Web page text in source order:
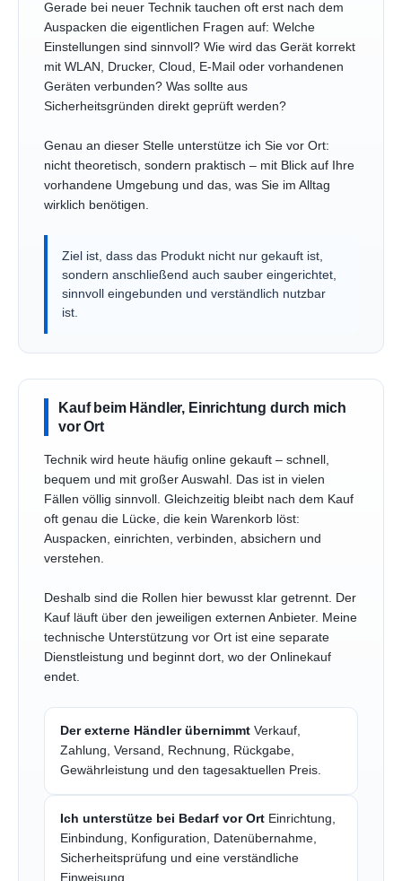
Gerade bei neuer Technik tauchen oft erst nach dem
Auspacken die eigentlichen Fragen auf: Welche
Einstellungen sind sinnvoll? Wie wird das Gerät korrekt
mit WLAN, Drucker, Cloud, E-Mail oder vorhandenen
Geräten verbunden? Was sollte aus
Sicherheitsgründen direkt geprüft werden?
Genau an dieser Stelle unterstütze ich Sie vor Ort:
nicht theoretisch, sondern praktisch – mit Blick auf Ihre
vorhandene Umgebung und das, was Sie im Alltag
wirklich benötigen.
Ziel ist, dass das Produkt nicht nur gekauft ist,
sondern anschließend auch sauber eingerichtet,
sinnvoll eingebunden und verständlich nutzbar
ist.
Kauf beim Händler, Einrichtung durch mich
vor Ort
Technik wird heute häufig online gekauft – schnell,
bequem und mit großer Auswahl. Das ist in vielen
Fällen völlig sinnvoll. Gleichzeitig bleibt nach dem Kauf
oft genau die Lücke, die kein Warenkorb löst:
Auspacken, einrichten, verbinden, absichern und
verstehen.
Deshalb sind die Rollen hier bewusst klar getrennt. Der
Kauf läuft über den jeweiligen externen Anbieter. Meine
technische Unterstützung vor Ort ist eine separate
Dienstleistung und beginnt dort, wo der Onlinekauf
endet.
Der externe Händler übernimmt Verkauf,
Zahlung, Versand, Rechnung, Rückgabe,
Gewährleistung und den tagesaktuellen Preis.
Ich unterstütze bei Bedarf vor Ort Einrichtung,
Einbindung, Konfiguration, Datenübernahme,
Sicherheitsprüfung und eine verständliche
Einweisung.